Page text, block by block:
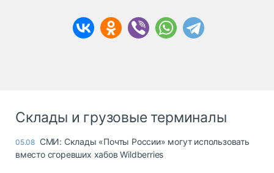
Склады и грузовые терминалы
05.08 СМИ: Склады «Почты России» могут использовать
вместо сгоревших хабов Wildberries